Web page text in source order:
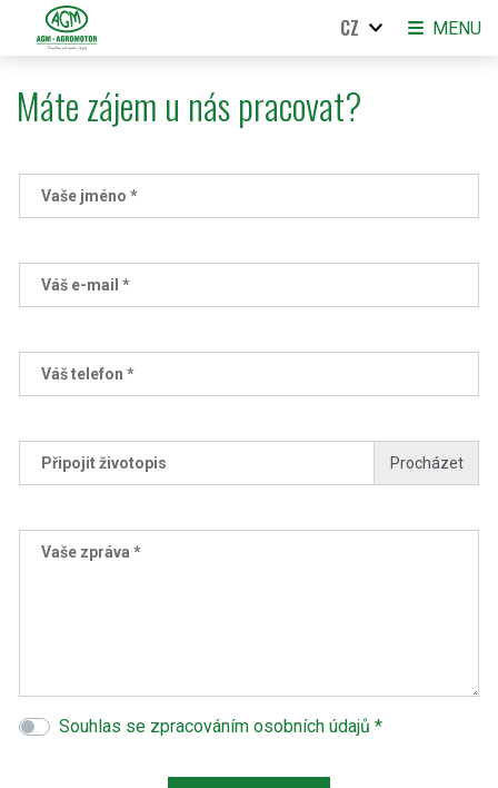
Máte zájem u nás pracovat?
Vaše jméno *
Váš e-mail *
Váš telefon *
Připojit životopis
Vaše zpráva *
Souhlas se zpracováním osobních údajů *
MENU
CZ